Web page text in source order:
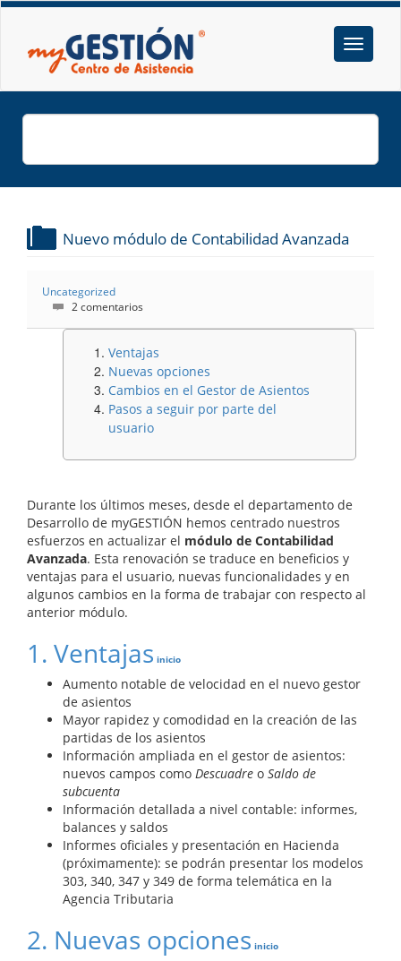
Nuevo módulo de Contabilidad Avanzada
Uncategorized
2 comentarios
Ventajas
Nuevas opciones
Cambios en el Gestor de Asientos
Pasos a seguir por parte del
usuario
Durante los últimos meses, desde el departamento de
Desarrollo de myGESTIÓN hemos centrado nuestros
esfuerzos en actualizar el módulo de Contabilidad
Avanzada. Esta renovación se traduce en beneficios y
ventajas para el usuario, nuevas funcionalidades y en
algunos cambios en la forma de trabajar con respecto al
anterior módulo.
1. Ventajas inicio
Aumento notable de velocidad en el nuevo gestor
de asientos
Mayor rapidez y comodidad en la creación de las
partidas de los asientos
Información ampliada en el gestor de asientos:
nuevos campos como Descuadre o Saldo de
subcuenta
Información detallada a nivel contable: informes,
balances y saldos
Informes oficiales y presentación en Hacienda
(próximamente): se podrán presentar los modelos
303, 340, 347 y 349 de forma telemática en la
Agencia Tributaria
2. Nuevas opciones inicio